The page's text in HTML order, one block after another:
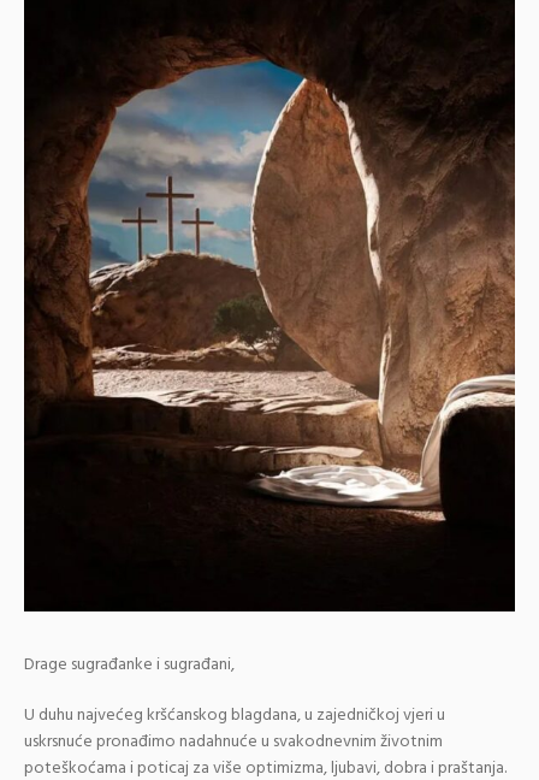
Drage sugrađanke i sugrađani,
U duhu najvećeg kršćanskog blagdana, u zajedničkoj vjeri u
uskrsnuće pronađimo nadahnuće u svakodnevnim životnim
poteškoćama i poticaj za više optimizma, ljubavi, dobra i praštanja.